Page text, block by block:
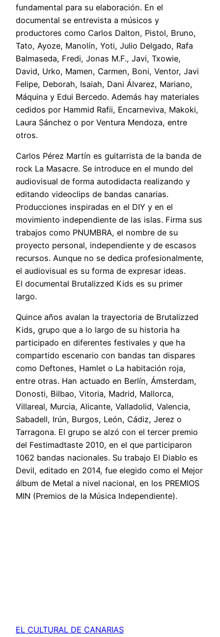
fundamental para su elaboración. En el
documental se entrevista a músicos y
productores como Carlos Dalton, Pistol, Bruno,
Tato, Ayoze, Manolín, Yoti, Julio Delgado, Rafa
Balmaseda, Fredi, Jonas M.F., Javi, Txowie,
David, Urko, Mamen, Carmen, Boni, Ventor, Javi
Felipe, Deborah, Isaiah, Dani Álvarez, Mariano,
Máquina y Edui Bercedo. Además hay materiales
cedidos por Hammid Rafii, Encarneviva, Makoki,
Laura Sánchez o por Ventura Mendoza, entre
otros.
Carlos Pérez Martín es guitarrista de la banda de
rock La Masacre. Se introduce en el mundo del
audiovisual de forma autodidacta realizando y
editando videoclips de bandas canarias.
Producciones inspiradas en el DIY y en el
movimiento independiente de las islas. Firma sus
trabajos como PNUMBRA, el nombre de su
proyecto personal, independiente y de escasos
recursos. Aunque no se dedica profesionalmente,
el audiovisual es su forma de expresar ideas.
El documental Brutalizzed Kids es su primer
largo.
Quince años avalan la trayectoria de Brutalizzed
Kids, grupo que a lo largo de su historia ha
participado en diferentes festivales y que ha
compartido escenario con bandas tan dispares
como Deftones, Hamlet o La habitación roja,
entre otras. Han actuado en Berlín, Ámsterdam,
Donosti, Bilbao, Vitoria, Madrid, Mallorca,
Villareal, Murcia, Alicante, Valladolid, Valencia,
Sabadell, Irún, Burgos, León, Cádiz, Jerez o
Tarragona. El grupo se alzó con el tercer premio
del Festimadtaste 2010, en el que participaron
1062 bandas nacionales. Su trabajo El Diablo es
Devil, editado en 2014, fue elegido como el Mejor
álbum de Metal a nivel nacional, en los PREMIOS
MIN (Premios de la Música Independiente).
EL CULTURAL DE CANARIAS